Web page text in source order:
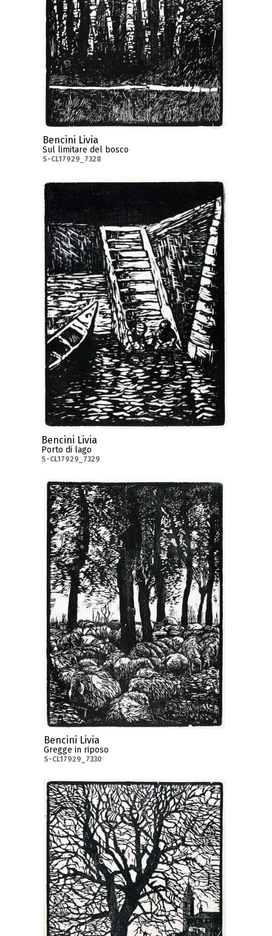
Bencini Livia
Sul limitare del bosco
S-CL17929_7328
Bencini Livia
Porto di lago
S-CL17929_7329
Bencini Livia
Gregge in riposo
S-CL17929_7330